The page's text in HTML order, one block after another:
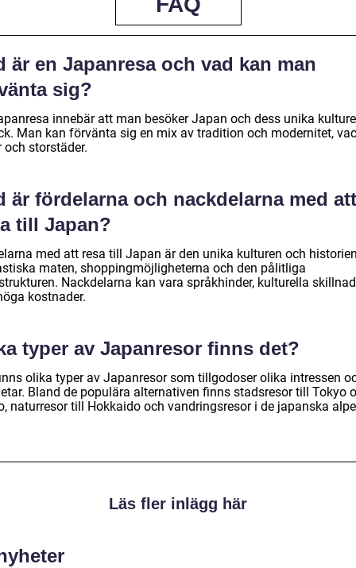
är en Japanresa och vad kan man
sig?
innebär att man besöker Japan och dess unika
Man kan förvänta sig en mix av tradition och modernitet,
och storstäder.
är fördelarna och nackdelarna med att
till Japan?
med att resa till Japan är den unika kulturen och
maten, shoppingmöjligheterna och den pålitliga
Nackdelarna kan vara språkhinder, kulturella
kostnader.
typer av Japanresor finns det?
olika typer av Japanresor som tillgodoser olika intressen
Bland de populära alternativen finns stadsresor till Tokyo
naturresor till Hokkaido och vandringsresor i de japanska
Läs fler inlägg här